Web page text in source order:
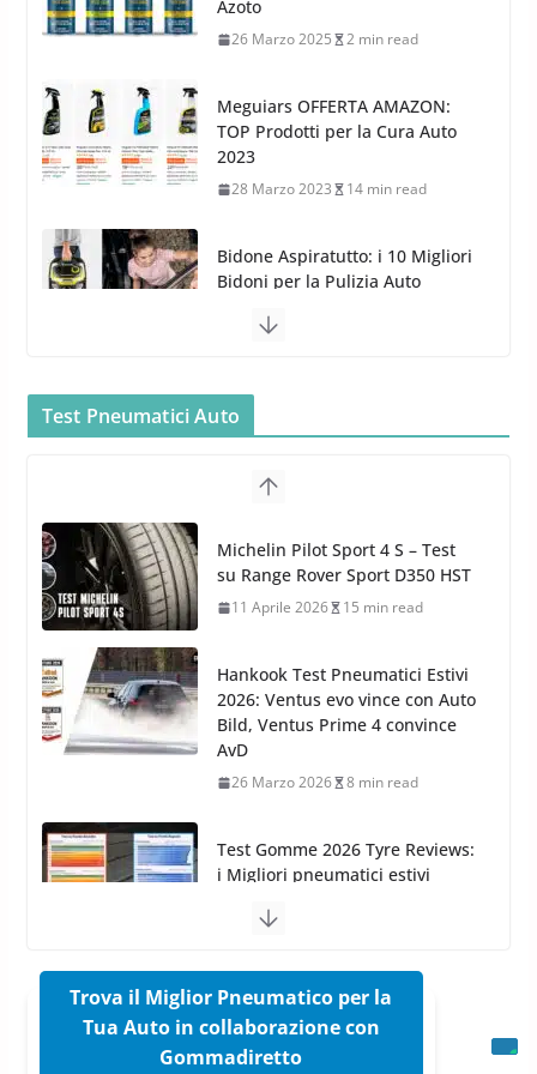
Meguiars OFFERTA AMAZON:
TOP Prodotti per la Cura Auto
Bidone Aspiratutto: i 10 Migliori
Bidoni per la Pulizia Auto
MTM PF22.2: La Migliore Foam
5 Maggio 2022
Bullock entra nel mondo della
cura dell’Auto: la nuova linea
26 Marzo 2025
Test Pneumatici Auto
su Range Rover Sport D350 HST
Hankook Test Pneumatici Estivi
2026: Ventus evo vince con Auto
26 Marzo 2026 8 min read
Test Gomme 2026 Tyre Reviews:
i Migliori pneumatici estivi
vittorie nei test europei
nuovo estivo premium
16 Marzo 2026 6 min read
Trova il Miglior Pneumatico per la
Tua Auto in collaborazione con
Gommadiretto